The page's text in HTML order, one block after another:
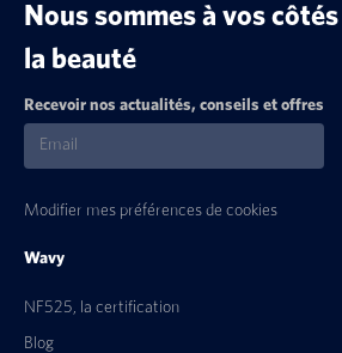
Nous sommes à vos
la beauté
Recevoir nos actualités, conseils et offres
Modifier mes préférences de cookies
Wavy
NF525, la certification
Blog